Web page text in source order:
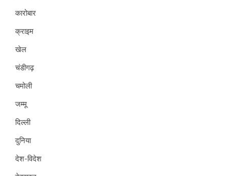
कारोबार
क्राइम
खेल
चंडीगढ़
चमोली
जम्मू
दिल्ली
दुनिया
देश-विदेश